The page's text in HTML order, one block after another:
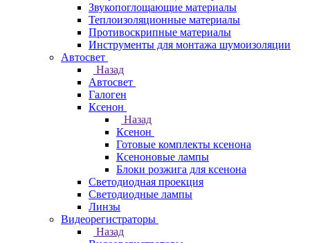
Звукопоглощающие материалы
Теплоизоляционные материалы
Противоскрипные материалы
Инструменты для монтажа шумоизоляции
Автосвет
Назад
Автосвет
Галоген
Ксенон
Назад
Ксенон
Готовые комплекты ксенона
Ксеноновые лампы
Блоки розжига для ксенона
Светодиодная проекция
Светодиодные лампы
Линзы
Видеорегистраторы
Назад